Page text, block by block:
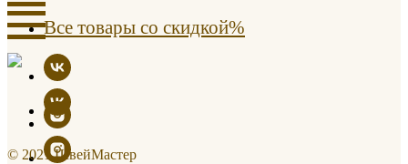
Все товары со скидкой%
© 2021 ШвейМастер